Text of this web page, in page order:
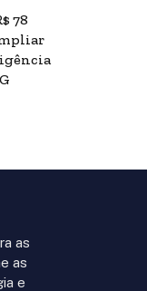
78
as
as
e